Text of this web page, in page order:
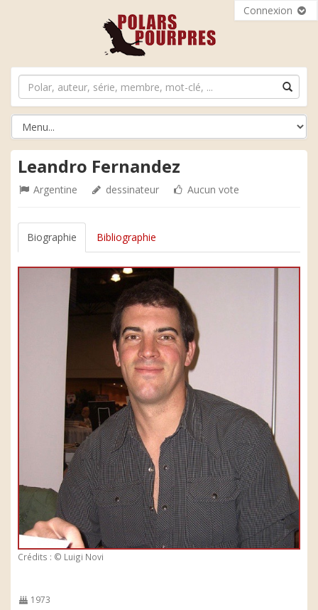
Connexion
Leandro Fernandez
Argentine dessinateur Aucun vote
Biographie Bibliographie
Crédits : © Luigi Novi
1973